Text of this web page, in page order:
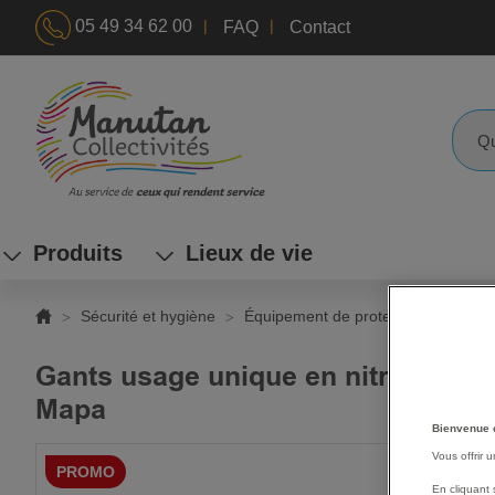
05 49 34 62 00 | FAQ | Contact
ALLEZ
AU
CONTENU
Produits Lieux de vie
Sécurité et hygiène Équipement de protection individuel
Gants usage unique en nitrile Solo
Mapa
SKIP
TO PROMO
Bienvenue
Vous offrir
En cliquant